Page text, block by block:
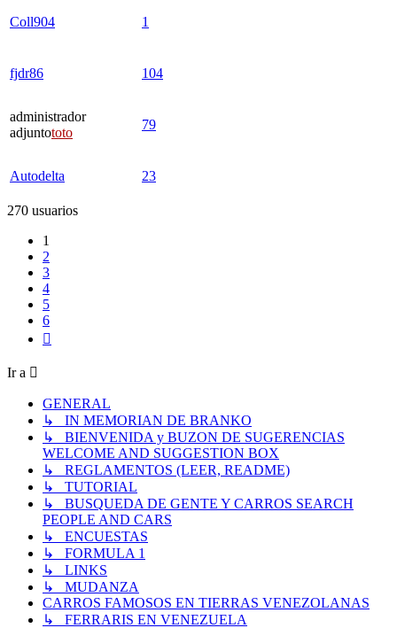
Coll904 1
fjdr86 104
administrador
adjuntototo
79
Autodelta 23
270 usuarios
1
2
3
4
5
6
Ir a
GENERAL
↳ IN MEMORIAN DE BRANKO
↳ BIENVENIDA y BUZON DE SUGERENCIAS
WELCOME AND SUGGESTION BOX
↳ REGLAMENTOS (LEER, README)
↳ TUTORIAL
↳ BUSQUEDA DE GENTE Y CARROS SEARCH
PEOPLE AND CARS
↳ ENCUESTAS
↳ FORMULA 1
↳ LINKS
↳ MUDANZA
CARROS FAMOSOS EN TIERRAS VENEZOLANAS
↳ FERRARIS EN VENEZUELA